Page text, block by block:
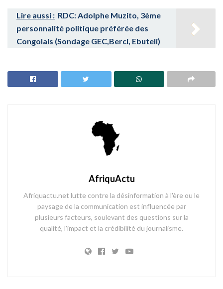
Lire aussi : RDC: Adolphe Muzito, 3ème
personnalité politique préférée des
Congolais (Sondage GEC,Berci, Ebuteli)
AfriquActu
Afriquactu.net lutte contre la désinformation à l'ère ou le
paysage de la communication est influencée par
plusieurs facteurs, soulevant des questions sur la
qualité, l'impact et la crédibilité du journalisme.